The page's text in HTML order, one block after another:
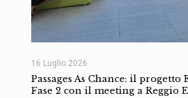
16 Luglio 2026
Passages As Chance: il progetto
Fase 2 con il meeting a Reggio